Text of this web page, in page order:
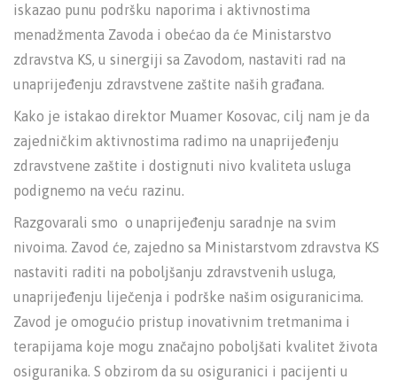
iskazao punu podršku naporima i aktivnostima
menadžmenta Zavoda i obećao da će Ministarstvo
zdravstva KS, u sinergiji sa Zavodom, nastaviti rad na
unaprijeđenju zdravstvene zaštite naših građana.
Kako je istakao direktor Muamer Kosovac, cilj nam je da
zajedničkim aktivnostima radimo na unaprijeđenju
zdravstvene zaštite i dostignuti nivo kvaliteta usluga
podignemo na veću razinu.
Razgovarali smo o unaprijeđenju saradnje na svim
nivoima. Zavod će, zajedno sa Ministarstvom zdravstva KS
nastaviti raditi na poboljšanju zdravstvenih usluga,
unaprijeđenju liječenja i podrške našim osiguranicima.
Zavod je omogućio pristup inovativnim tretmanima i
terapijama koje mogu značajno poboljšati kvalitet života
osiguranika. S obzirom da su osiguranici i pacijenti u